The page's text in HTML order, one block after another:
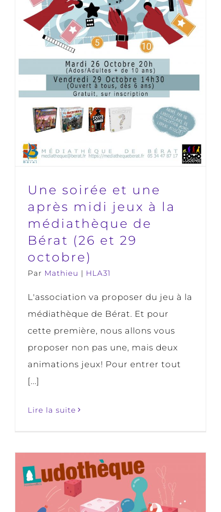
Une soirée et une après midi jeux
à la médiathèque de Bérat (26 et
29 octobre)
HLA31
Une soirée et une
après midi jeux à la
médiathèque de
Bérat (26 et 29
octobre)
Par Mathieu | HLA31
L'association va proposer du jeu à la
médiathèque de Bérat. Et pour
cette première, nous allons vous
proposer non pas une, mais deux
animations jeux! Pour entrer tout
[...]
Lire la suite